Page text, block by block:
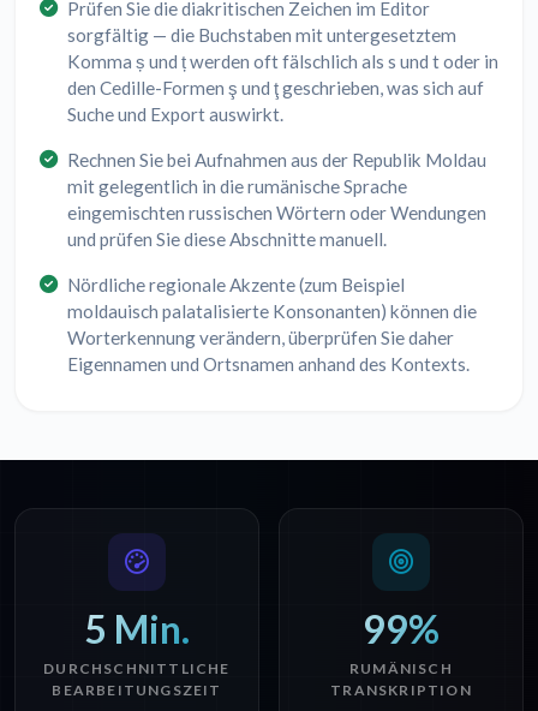
Prüfen Sie die diakritischen Zeichen im Editor
sorgfältig — die Buchstaben mit untergesetztem
Komma ș und ț werden oft fälschlich als s und t oder in
den Cedille-Formen ş und ţ geschrieben, was sich auf
Suche und Export auswirkt.
Rechnen Sie bei Aufnahmen aus der Republik Moldau
mit gelegentlich in die rumänische Sprache
eingemischten russischen Wörtern oder Wendungen
und prüfen Sie diese Abschnitte manuell.
Nördliche regionale Akzente (zum Beispiel
moldauisch palatalisierte Konsonanten) können die
Worterkennung verändern, überprüfen Sie daher
Eigennamen und Ortsnamen anhand des Kontexts.
5 Min.
DURCHSCHNITTLICHE
BEARBEITUNGSZEIT
99%
RUMÄNISCH
TRANSKRIPTION